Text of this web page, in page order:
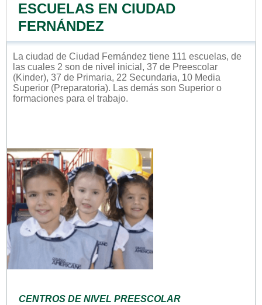
ESCUELAS EN CIUDAD
FERNÁNDEZ
La ciudad de Ciudad Fernández tiene 111 escuelas, de
las cuales 2 son de nivel inicial, 37 de Preescolar
(Kinder), 37 de Primaria, 22 Secundaria, 10 Media
Superior (Preparatoria). Las demás son Superior o
formaciones para el trabajo.
CENTROS DE NIVEL PREESCOLAR